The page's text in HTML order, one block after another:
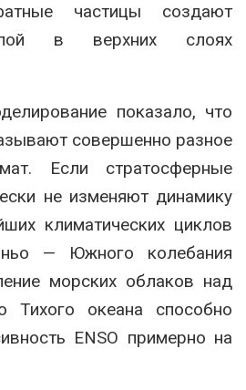
частицы создают
в верхних слоях
показало, что
совершенно разное
Если стратосферные
не изменяют динамику
климатических циклов
— Южного колебания
морских облаков над
Тихого океана способно
ENSO примерно на